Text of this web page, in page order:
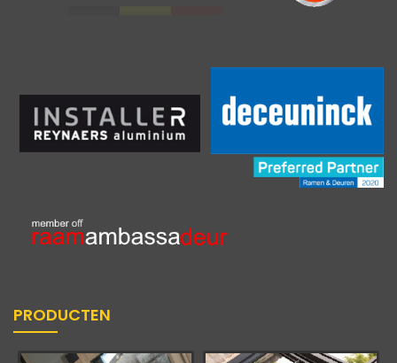
PRODUCTEN